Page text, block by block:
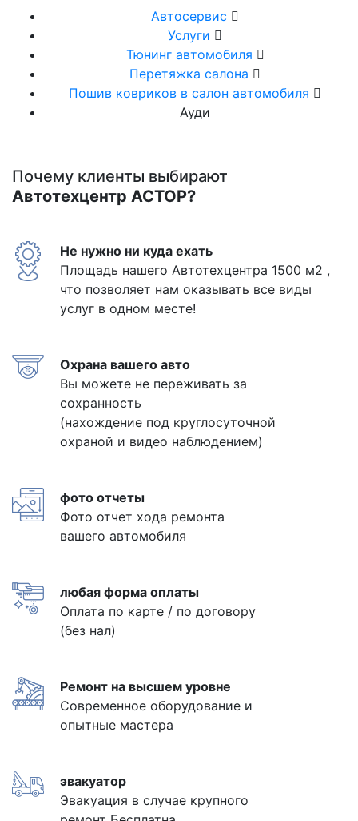
Автосервис
Услуги
Тюнинг автомобиля
Перетяжка салона
Пошив ковриков в салон автомобиля
Ауди
Почему клиенты выбирают
Автотехцентр АСТОР?
Не нужно ни куда ехать
Площадь нашего Автотехцентра 1500 м2 ,
что позволяет нам оказывать все виды
услуг в одном месте!
Охрана вашего авто
Вы можете не переживать за
сохранность
(нахождение под круглосуточной
охраной и видео наблюдением)
фото отчеты
Фото отчет хода ремонта
вашего автомобиля
любая форма оплаты
Оплата по карте / по договору
(без нал)
Ремонт на высшем уровне
Современное оборудование и
опытные мастера
эвакуатор
Эвакуация в случае крупного